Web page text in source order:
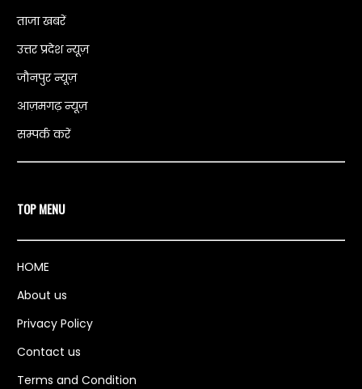
ताजा खबरें
उत्तर प्रदेश न्यूज़
जौनपुर न्यूज़
आज़मगढ़ न्यूज़
सम्पर्क करें
TOP MENU
HOME
About us
Privacy Policy
Contact us
Terms and Condition